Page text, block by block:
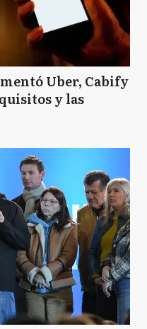
Uber, Cabify
y las